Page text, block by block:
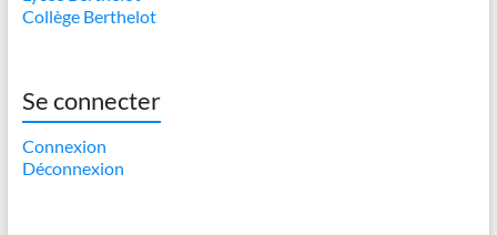
Collège Berthelot
Se connecter
Connexion
Déconnexion